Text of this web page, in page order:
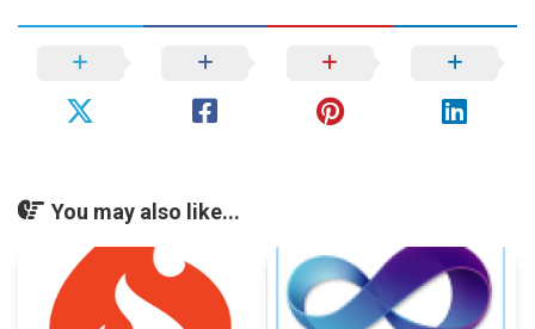
You may also like...